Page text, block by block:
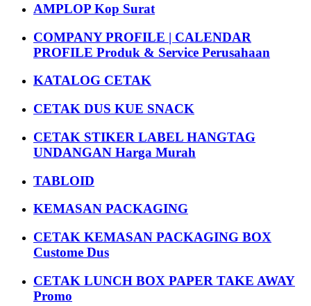
AMPLOP Kop Surat
COMPANY PROFILE | CALENDAR
PROFILE Produk & Service Perusahaan
KATALOG CETAK
CETAK DUS KUE SNACK
CETAK STIKER LABEL HANGTAG
UNDANGAN Harga Murah
TABLOID
KEMASAN PACKAGING
CETAK KEMASAN PACKAGING BOX
Custome Dus
CETAK LUNCH BOX PAPER TAKE AWAY
Promo